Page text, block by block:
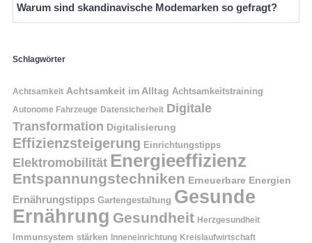
Warum sind skandinavische Modemarken so gefragt?
Schlagwörter
Achtsamkeit Achtsamkeit im Alltag Achtsamkeitstraining
Autonome Fahrzeuge Datensicherheit Digitale
Transformation Digitalisierung
Effizienzsteigerung Einrichtungstipps
Elektromobilität Energieeffizienz
Entspannungstechniken Erneuerbare Energien
Ernährungstipps Gartengestaltung Gesunde
Ernährung Gesundheit Herzgesundheit
Immunsystem stärken Inneneinrichtung Kreislaufwirtschaft